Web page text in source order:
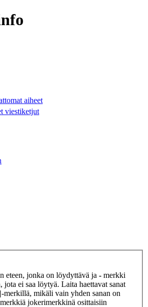
aiheet
viestiketjut
eteen, jonka on löydyttävä ja - merkki
jota ei saa löytyä. Laita haettavat sanat
|-merkillä, mikäli vain yhden sanan on
jokerimerkkinä osittaisiin